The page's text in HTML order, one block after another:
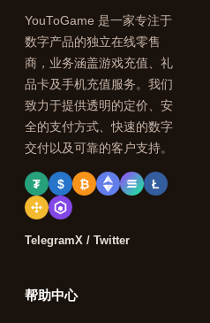
YouToGame 是一家专注于
数字产品的独立在线零售
商，业务涵盖游戏充值、礼
品卡及手机充值服务。我们
致力于提供透明的定价、安
全的支付方式、快速的数字
交付以及可靠的客户支持。
₮ $ ₿ Ł
TelegramX / Twitter
帮助中心